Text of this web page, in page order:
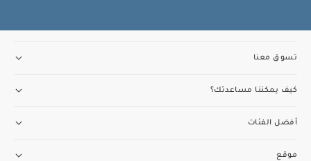
تسوق معنا
كيف يمكننا مساعدتك؟
أفضل الفئات
موقع